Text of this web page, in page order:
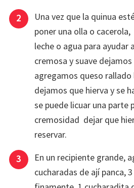
Una vez que la quinua
poner una olla o
leche o agua para ayudar
cremosa y suave
agregamos queso rallado
dejamos que hierva y se
se puede licuar una parte
cremosidad dejar que
reservar.
En un recipiente grande,
cucharadas de ají panca,